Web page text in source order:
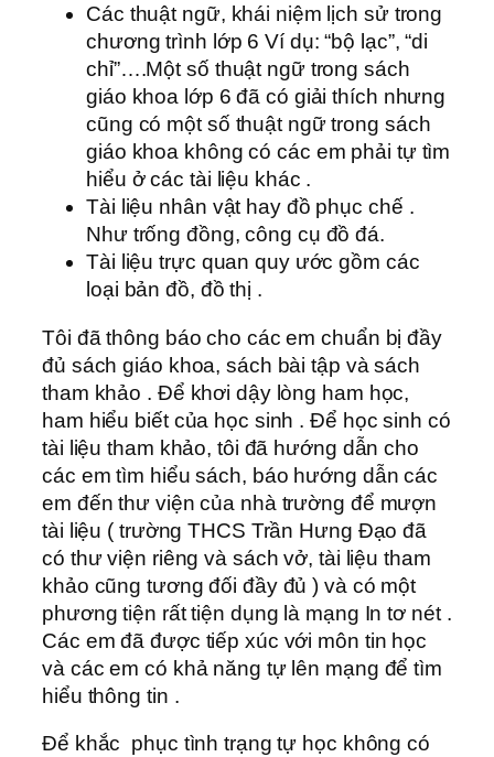
Các thuật ngữ, khái niệm lịch sử trong
chương trình lớp 6 Ví dụ: “bộ lạc”, “di
chỉ”….Một số thuật ngữ trong sách
giáo khoa lớp 6 đã có giải thích nhưng
cũng có một số thuật ngữ trong sách
giáo khoa không có các em phải tự tìm
hiểu ở các tài liệu khác .
Tài liệu nhân vật hay đồ phục chế .
Như trống đồng, công cụ đồ đá.
Tài liệu trực quan quy ước gồm các
loại bản đồ, đồ thị .
Tôi đã thông báo cho các em chuẩn bị đầy
đủ sách giáo khoa, sách bài tập và sách
tham khảo . Để khơi dậy lòng ham học,
ham hiểu biết của học sinh . Để học sinh có
tài liệu tham khảo, tôi đã hướng dẫn cho
các em tìm hiểu sách, báo hướng dẫn các
em đến thư viện của nhà trường để mượn
tài liệu ( trường THCS Trần Hưng Đạo đã
có thư viện riêng và sách vở, tài liệu tham
khảo cũng tương đối đầy đủ ) và có một
phương tiện rất tiện dụng là mạng In tơ nét .
Các em đã được tiếp xúc với môn tin học
và các em có khả năng tự lên mạng để tìm
hiểu thông tin .
Để khắc phục tình trạng tự học không có